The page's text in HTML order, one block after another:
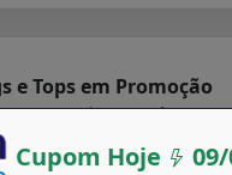
e Tops em Promoção
Hoje paraFitness
(vence em breve - 3 dias) 12/08/
Cupom Hoje